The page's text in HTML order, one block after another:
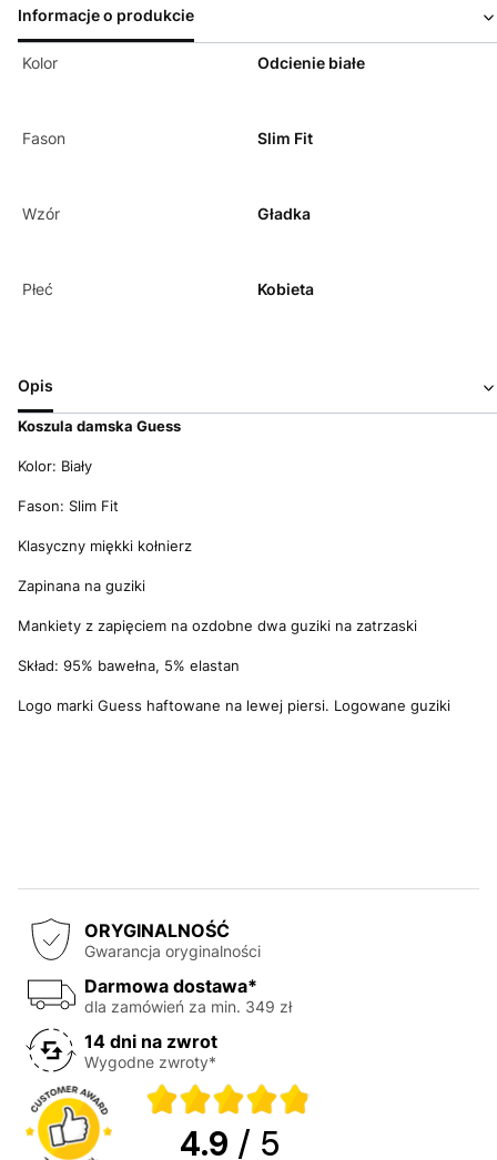
Informacje o produkcie
Kolor Odcienie białe
Fason Slim Fit
Wzór Gładka
Płeć Kobieta
Opis
Koszula damska Guess
Kolor: Biały
Fason: Slim Fit
Klasyczny miękki kołnierz
Zapinana na guziki
Mankiety z zapięciem na ozdobne dwa guziki na zatrzaski
Skład: 95% bawełna, 5% elastan
Logo marki Guess haftowane na lewej piersi. Logowane guziki
ORYGINALNOŚĆ
Gwarancja oryginalności
Darmowa dostawa*
dla zamówień za min. 349 zł
14 dni na zwrot
Wygodne zwroty*
4.9 / 5